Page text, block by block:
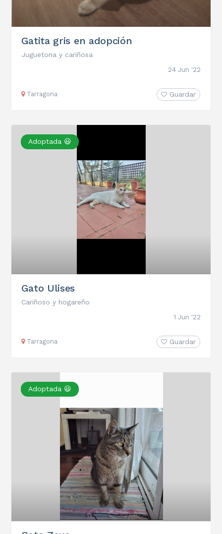
Gatita gris en adopción
Juguetona y cariñosa
24 Jun '22
Tarragona Guardar
Adoptada 😃
Gato Ulises
Cariñoso y hogareño
1 Jun '22
Tarragona Guardar
Adoptada 😃